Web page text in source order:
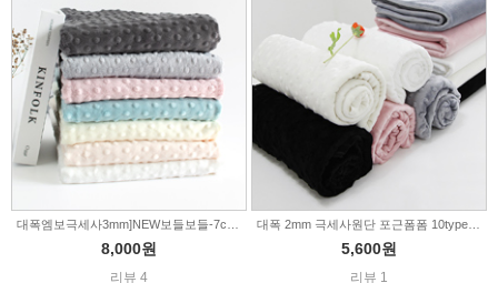
8,000원
리뷰 4
5,600원
리뷰 1